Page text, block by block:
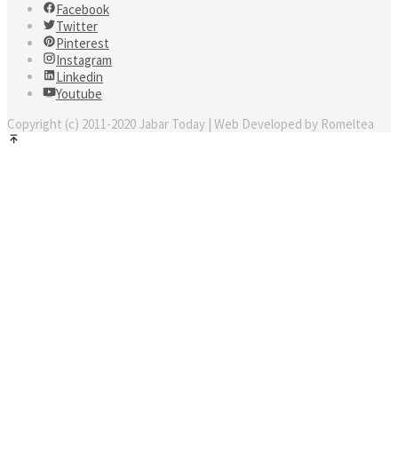
Facebook
Twitter
Pinterest
Instagram
Linkedin
Youtube
Copyright (c) 2011-2020 Jabar Today | Web Developed by Romeltea